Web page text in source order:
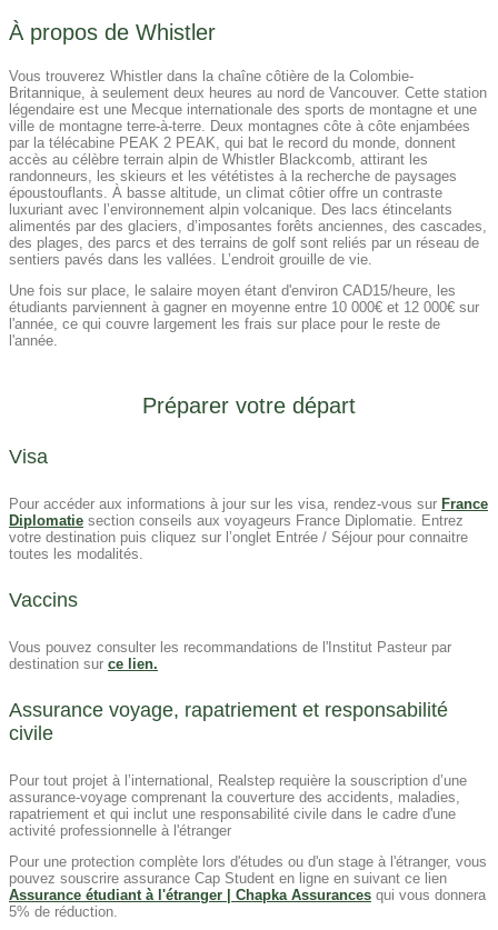
À propos de Whistler
Vous trouverez Whistler dans la chaîne côtière de la Colombie-
Britannique, à seulement deux heures au nord de Vancouver. Cette station
légendaire est une Mecque internationale des sports de montagne et une
ville de montagne terre-à-terre. Deux montagnes côte à côte enjambées
par la télécabine PEAK 2 PEAK, qui bat le record du monde, donnent
accès au célèbre terrain alpin de Whistler Blackcomb, attirant les
randonneurs, les skieurs et les vététistes à la recherche de paysages
époustouflants. À basse altitude, un climat côtier offre un contraste
luxuriant avec l’environnement alpin volcanique. Des lacs étincelants
alimentés par des glaciers, d’imposantes forêts anciennes, des cascades,
des plages, des parcs et des terrains de golf sont reliés par un réseau de
sentiers pavés dans les vallées. L’endroit grouille de vie.
Une fois sur place, le salaire moyen étant d'environ CAD15/heure, les
étudiants parviennent à gagner en moyenne entre 10 000€ et 12 000€ sur
l'année, ce qui couvre largement les frais sur place pour le reste de
l'année.
Préparer votre départ
Visa​
Pour accéder aux informations à jour sur les visa, rendez-vous sur France
Diplomatie section conseils aux voyageurs France Diplomatie. Entrez
votre destination puis cliquez sur l’onglet Entrée / Séjour pour connaitre
toutes les modalités.
Vaccins
Vous pouvez consulter les recommandations de l'Institut Pasteur par
destination sur ce lien.
Assurance voyage, rapatriement et responsabilité
civile
Pour tout projet à l’international, Realstep requière la souscription d’une
assurance-voyage comprenant la couverture des accidents, maladies,
rapatriement et qui inclut une responsabilité civile dans le cadre d'une
activité professionnelle à l'étranger
Pour une protection complète lors d'études ou d'un stage à l'étranger, vous
pouvez souscrire assurance Cap Student en ligne en suivant ce lien
Assurance étudiant à l'étranger | Chapka Assurances qui vous donnera
5% de réduction.